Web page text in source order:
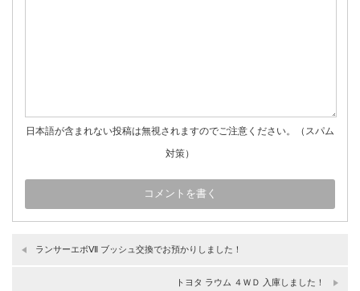
日本語が含まれない投稿は無視されますのでご注意ください。（スパム
対策）
ランサーエボⅦ ブッシュ交換でお預かりしました！
トヨタ ラウム ４ＷＤ 入庫しました！